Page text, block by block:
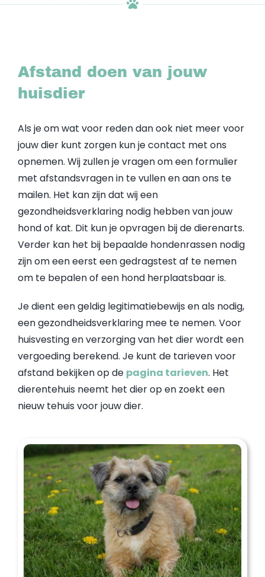
Afstand doen van jouw
huisdier
Als je om wat voor reden dan ook niet meer voor
jouw dier kunt zorgen kun je contact met ons
opnemen. Wij zullen je vragen om een formulier
met afstandsvragen in te vullen en aan ons te
mailen. Het kan zijn dat wij een
gezondheidsverklaring nodig hebben van jouw
hond of kat. Dit kun je opvragen bij de dierenarts.
Verder kan het bij bepaalde hondenrassen nodig
zijn om een eerst een gedragstest af te nemen
om te bepalen of een hond herplaatsbaar is.
Je dient een geldig legitimatiebewijs en als nodig,
een gezondheidsverklaring mee te nemen. Voor
huisvesting en verzorging van het dier wordt een
vergoeding berekend. Je kunt de tarieven voor
afstand bekijken op de pagina tarieven. Het
dierentehuis neemt het dier op en zoekt een
nieuw tehuis voor jouw dier.